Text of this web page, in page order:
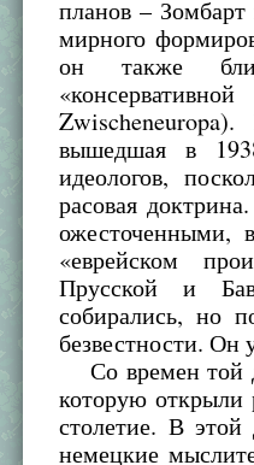
планов – Зомбарт
мирного
он также
вышедшая в
идеологов,
расовая
ожесточенными,
«еврейском
Прусской и
собирались, но
безвестности. Он
Со времен той
которую открыли
столетие. В этой
немецкие